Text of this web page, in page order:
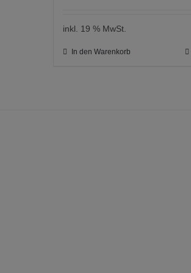
inkl. 19 % MwSt.
In den Warenkorb